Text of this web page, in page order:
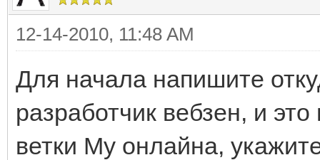
12-14-2010, 11:48 AM
Для начала напишите
разработчик вебзен, и
ветки Му онлайна,